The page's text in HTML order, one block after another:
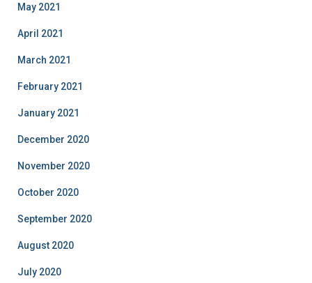
May 2021
April 2021
March 2021
February 2021
January 2021
December 2020
November 2020
October 2020
September 2020
August 2020
July 2020